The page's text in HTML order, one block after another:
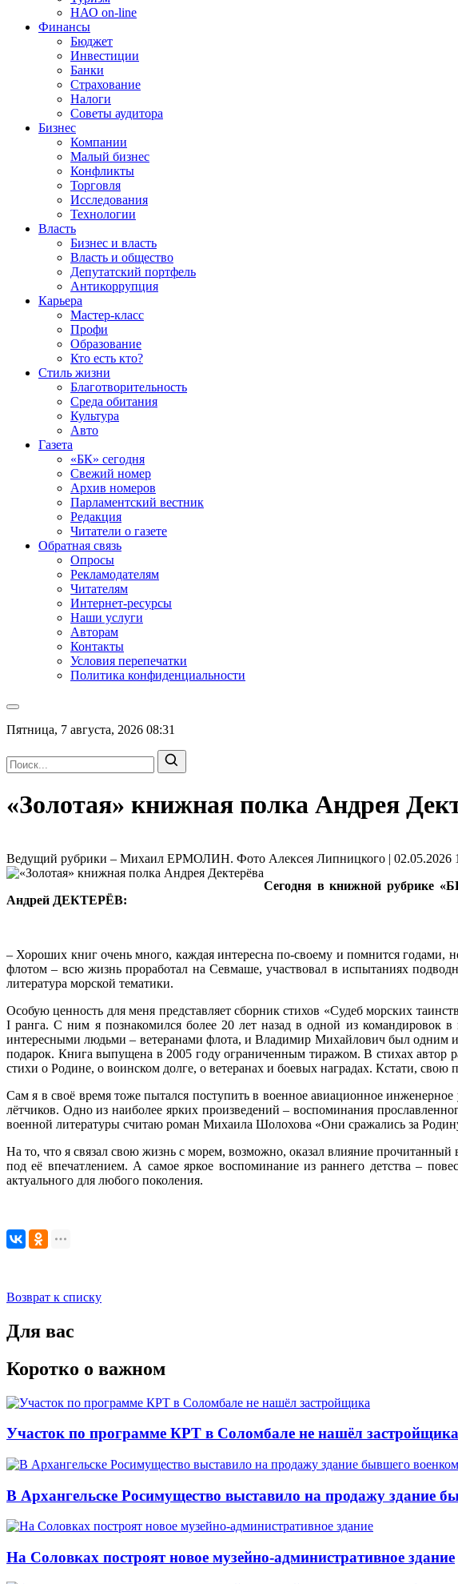
НАО on-line
Финансы
Бюджет
Инвестиции
Банки
Страхование
Налоги
Советы аудитора
Бизнес
Компании
Малый бизнес
Конфликты
Торговля
Исследования
Технологии
Власть
Бизнес и власть
Власть и общество
Депутатский портфель
Антикоррупция
Карьера
Мастер-класс
Профи
Образование
Кто есть кто?
Стиль жизни
Благотворительность
Среда обитания
Культура
Авто
Газета
«БК» сегодня
Свежий номер
Архив номеров
Парламентский вестник
Редакция
Читатели о газете
Обратная связь
Опросы
Рекламодателям
Читателям
Интернет-ресурсы
Наши услуги
Авторам
Контакты
Условия перепечатки
Политика конфиденциальности
Пятница, 7 августа, 2026 08:31
«Золотая» книжная полка Андрея
Ведущий рубрики – Михаил ЕРМОЛИН. Фото Алексея Липницкого | 02.05.2026
Сегодня в книжной рубрике
Андрей ДЕКТЕРЁВ:
– Хороших книг очень много, каждая интересна по-своему и помнится годами,
флотом – всю жизнь проработал на Севмаше, участвовал в испытаниях
литература морской тематики.
Особую ценность для меня представляет сборник стихов «Судеб морских
I ранга. С ним я познакомился более 20 лет назад в одной из командировок
интересными людьми – ветеранами флота, и Владимир Михайлович был одним
подарок. Книга выпущена в 2005 году ограниченным тиражом. В стихах автор
стихи о Родине, о воинском долге, о ветеранах и боевых наградах. Кстати,
Сам я в своё время тоже пытался поступить в военное авиационное
лётчиков. Одно из наиболее ярких произведений – воспоминания
военной литературы считаю роман Михаила Шолохова «Они сражались за
На то, что я связал свою жизнь с морем, возможно, оказал влияние
под её впечатлением. А самое яркое воспоминание из раннего детства –
актуального для любого поколения.
Возврат к списку
Для вас
Коротко о важном
Участок по программе КРТ в Соломбале не нашёл застройщика
В Архангельске Росимущество выставило на продажу здание
На Соловках построят новое музейно-административное здание